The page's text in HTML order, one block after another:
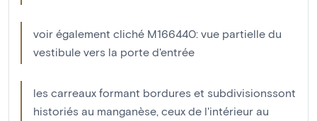
voir également cliché M166440: vue partielle du
vestibule vers la porte d'entrée
les carreaux formant bordures et subdivisionssont
historiés au manganèse, ceux de l'intérieur au